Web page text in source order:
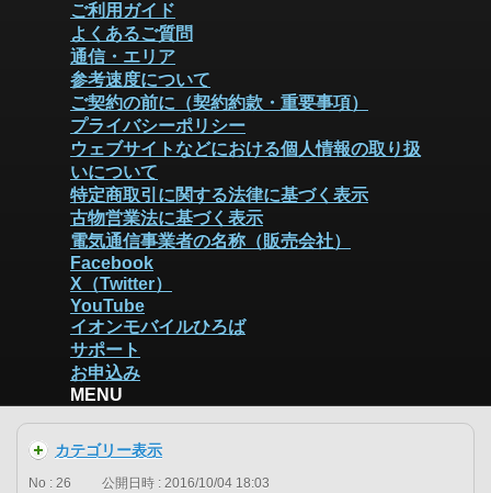
ご利用ガイド
よくあるご質問
通信・エリア
参考速度について
ご契約の前に（契約約款・重要事項）
プライバシーポリシー
ウェブサイトなどにおける個人情報の取り扱
いについて
特定商取引に関する法律に基づく表示
古物営業法に基づく表示
電気通信事業者の名称（販売会社）
Facebook
X（Twitter）
YouTube
イオンモバイルひろば
サポート
お申込み
MENU
カテゴリー表示
No : 26 公開日時 : 2016/10/04 18:03